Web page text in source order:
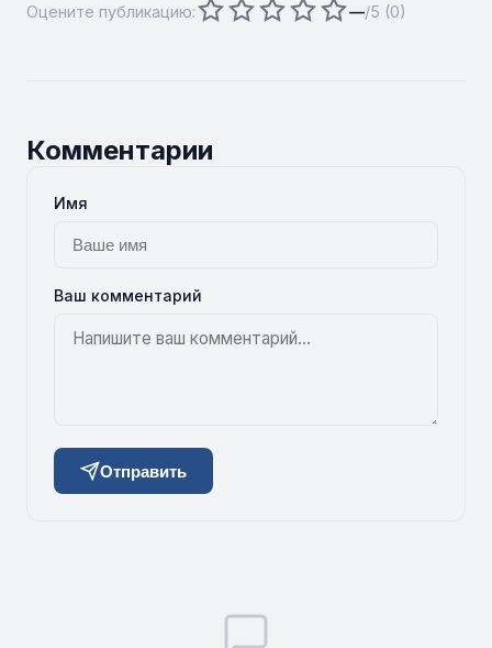
Оцените публикацию: —/5 (0)
Комментарии
Имя
Ваш комментарий
Отправить